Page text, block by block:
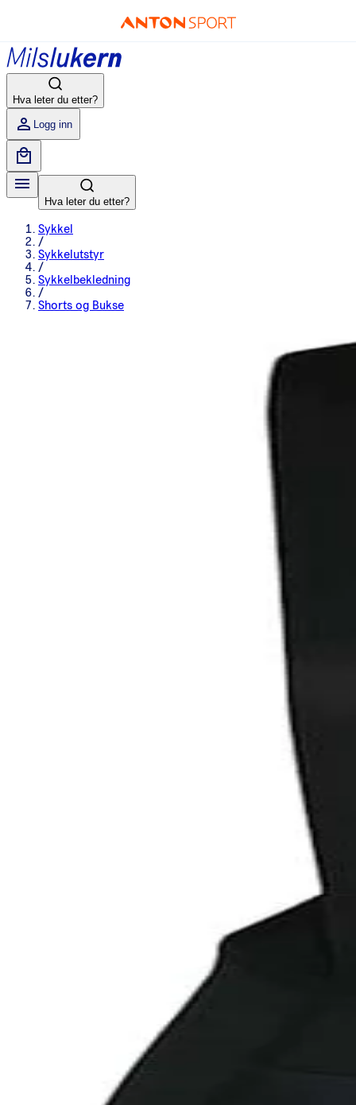
Hva leter du etter?
Logg inn
Hva leter du etter?
Sykkel
/
Sykkelutstyr
/
Sykkelbekledning
/
Shorts og Bukse